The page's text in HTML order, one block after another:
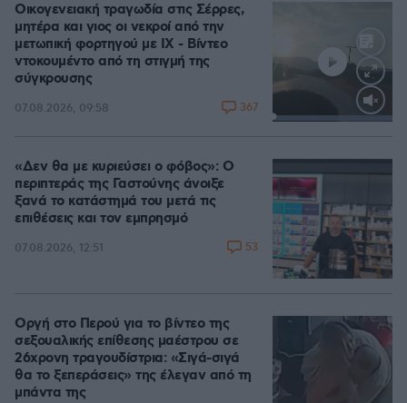
Loaded:
Οικογενειακή τραγωδία στις Σέρρες,
μητέρα και γιος οι νεκροί από την
μετωπική φορτηγού με ΙΧ - Βίντεο
ντοκουμέντο από τη στιγμή της
σύγκρουσης
07.08.2026, 09:58 367
«Δεν θα με κυριεύσει ο φόβος»: Ο
περιπτεράς της Γαστούνης άνοιξε
ξανά το κατάστημά του μετά τις
επιθέσεις και τον εμπρησμό
07.08.2026, 12:51 53
Οργή στο Περού για το βίντεο της
σεξουαλικής επίθεσης μαέστρου σε
26χρονη τραγουδίστρια: «Σιγά-σιγά
θα το ξεπεράσεις» της έλεγαν από τη
μπάντα της